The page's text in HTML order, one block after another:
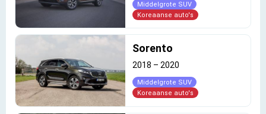
Middelgrote SUV
Koreaanse auto's
Sorento
2018 – 2020
Middelgrote SUV
Koreaanse auto's